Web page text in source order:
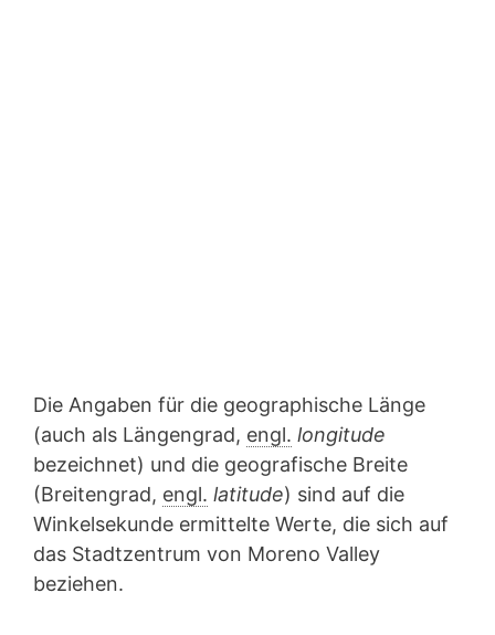
Die Angaben für die geographische Länge
(auch als Längengrad, engl. longitude
bezeichnet) und die geografische Breite
(Breitengrad, engl. latitude) sind auf die
Winkelsekunde ermittelte Werte, die sich auf
das Stadtzentrum von Moreno Valley
beziehen.